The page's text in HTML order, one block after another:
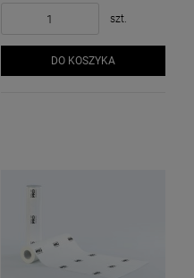
szt.
DO KOSZYKA